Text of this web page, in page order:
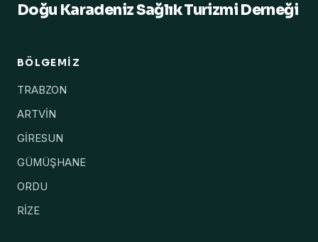
Doğu Karadeniz Sağlık Turizmi Derneği
BÖLGEMIZ
TRABZON
ARTVİN
GİRESUN
GÜMÜŞHANE
ORDU
RİZE